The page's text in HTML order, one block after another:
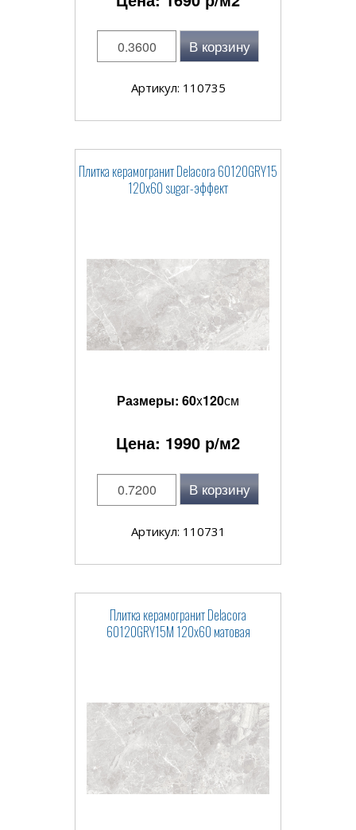
В корзину
Артикул: 110735
Плитка керамогранит Delacora 60120GRY15
120x60 sugar-эффект
Размеры: 60x120см
Цена: 1990 р/м2
В корзину
Артикул: 110731
Плитка керамогранит Delacora
60120GRY15M 120x60 матовая